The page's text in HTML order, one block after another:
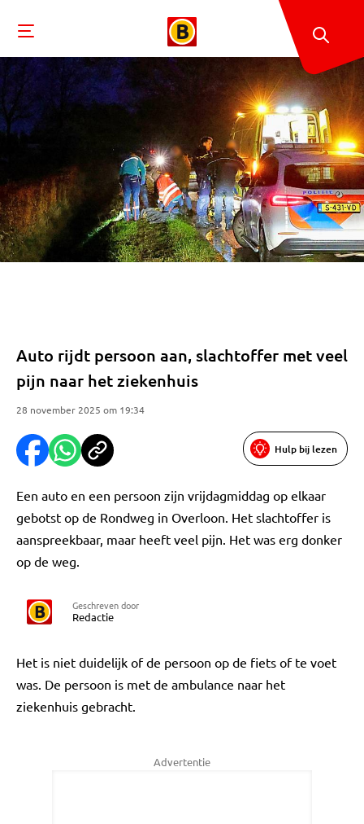
Auto rijdt persoon aan, slachtoffer met veel
pijn naar het ziekenhuis
28 november 2025 om 19:34
Hulp bij lezen
Een auto en een persoon zijn vrijdagmiddag op elkaar
gebotst op de Rondweg in Overloon. Het slachtoffer is
aanspreekbaar, maar heeft veel pijn. Het was erg donker
op de weg.
Geschreven door
Redactie
Het is niet duidelijk of de persoon op de fiets of te voet
was. De persoon is met de ambulance naar het
ziekenhuis gebracht.
Advertentie